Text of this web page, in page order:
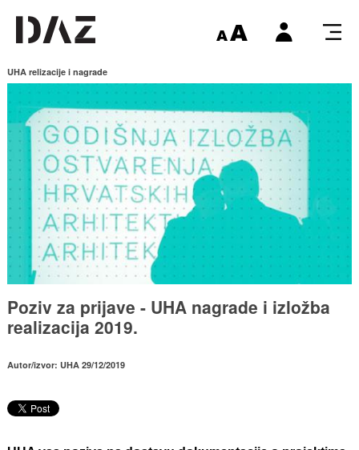
UHA relizacije i nagrade
Poziv za prijave - UHA nagrade i izložba
realizacija 2019.
Autor/izvor: UHA 29/12/2019